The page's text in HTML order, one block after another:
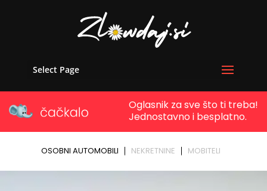
Select Page